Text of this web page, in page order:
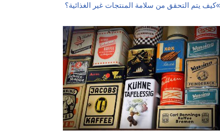
»كيف يتم التحقق من سلامة المنتجات غير الغذائية؟